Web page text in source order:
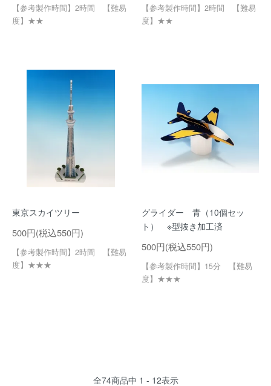
【参考製作時間】2時間 【難易
度】★★
【参考製作時間】2時間 【難易
度】★★
東京スカイツリー
500円(税込550円)
【参考製作時間】2時間 【難易
度】★★★
グライダー 青（10個セッ
ト） ※型抜き加工済
500円(税込550円)
【参考製作時間】15分 【難易
度】★★★
全74商品中 1 - 12表示